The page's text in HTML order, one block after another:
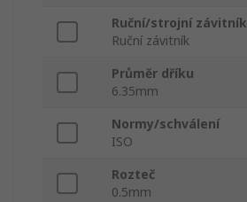
Ruční/strojní závitník
Ruční závitník
Průměr dříku
6.35mm
Normy/schválení
ISO
Rozteč
0.5mm